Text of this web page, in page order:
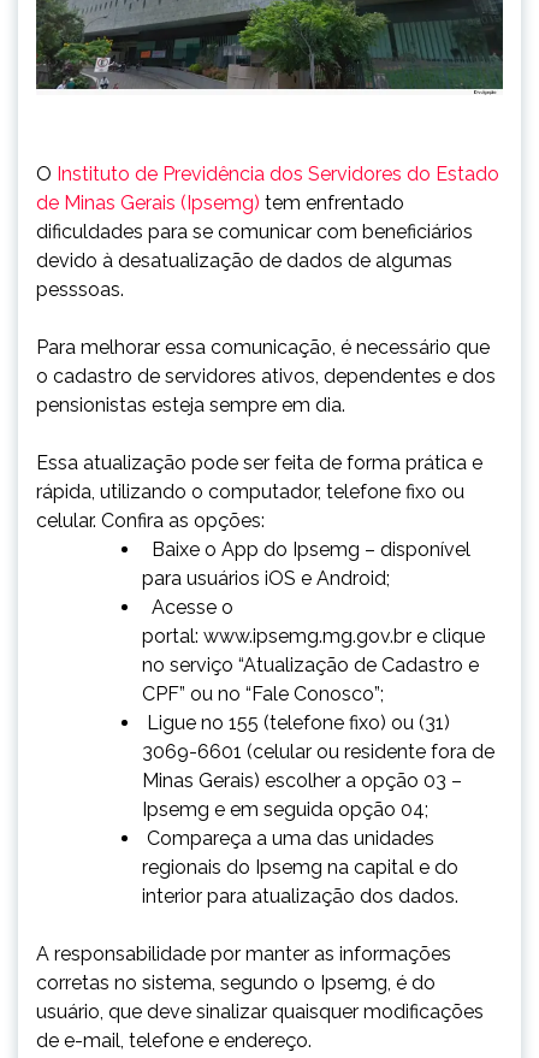
O Instituto de Previdência dos Servidores do Estado
de Minas Gerais (Ipsemg) tem enfrentado
dificuldades para se comunicar com beneficiários
devido à desatualização de dados de algumas
pesssoas.
Para melhorar essa comunicação, é necessário que
o cadastro de servidores ativos, dependentes e dos
pensionistas esteja sempre em dia.
Essa atualização pode ser feita de forma prática e
rápida, utilizando o computador, telefone fixo ou
celular. Confira as opções:
Baixe o App do Ipsemg – disponível
para usuários iOS e Android;
Acesse o
portal: www.ipsemg.mg.gov.br e clique
no serviço “Atualização de Cadastro e
CPF” ou no “Fale Conosco”;
Ligue no 155 (telefone fixo) ou (31)
3069-6601 (celular ou residente fora de
Minas Gerais) escolher a opção 03 –
Ipsemg e em seguida opção 04;
Compareça a uma das unidades
regionais do Ipsemg na capital e do
interior para atualização dos dados.
A responsabilidade por manter as informações
corretas no sistema, segundo o Ipsemg, é do
usuário, que deve sinalizar quaisquer modificações
de e-mail, telefone e endereço.